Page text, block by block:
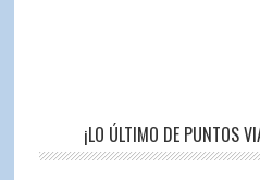
¡LO ÚLTIMO DE PUNTOS